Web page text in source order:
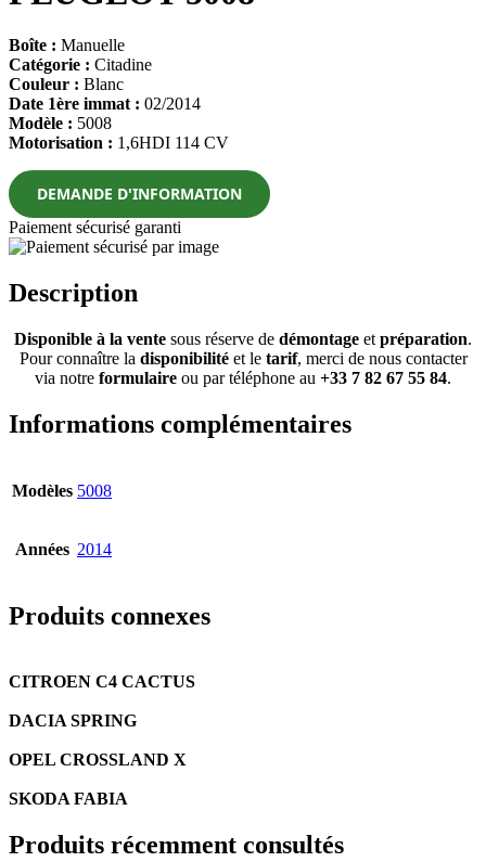
Boîte : Manuelle
Catégorie : Citadine
Couleur : Blanc
Date 1ère immat : 02/2014
Modèle : 5008
Motorisation : 1,6HDI 114 CV
DEMANDE D'INFORMATION
Paiement sécurisé garanti
Description
Disponible à la vente sous réserve de démontage et préparation.
Pour connaître la disponibilitéet le tarif, merci de nous contacter
via notre formulaire ou par téléphone au +33 7 82 67 55 84.
Informations complémentaires
Modèles 5008
Années 2014
Produits connexes
CITROEN C4 CACTUS
DACIA SPRING
OPEL CROSSLAND X
SKODA FABIA
Produits récemment consultés